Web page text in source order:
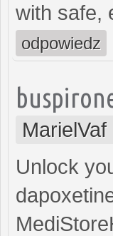
with safe,
odpowiedz
Unlock